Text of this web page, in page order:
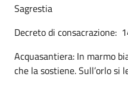
Sagrestia
Decreto di consacrazione:
Acquasantiera: In marmo
che la sostiene. Sull’orlo si